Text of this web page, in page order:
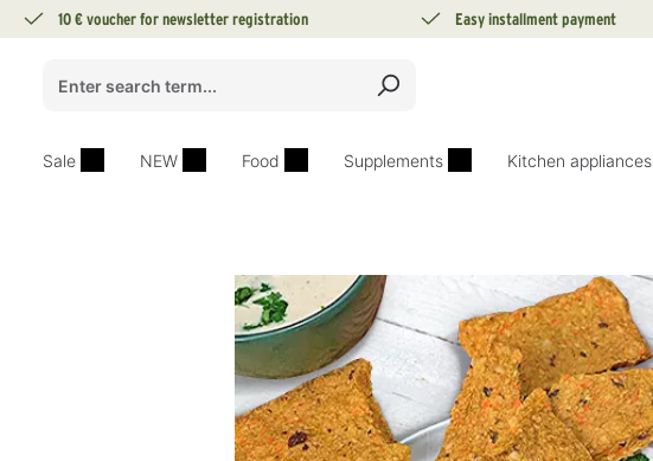
Skip to main navigation
10 € voucher for newsletter registration Easy installment payment
Sale NEW Food Supplements Kitchen appliances